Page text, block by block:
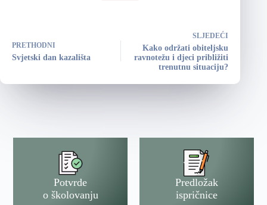
PRETHODNI
Svjetski dan kazališta
SLJEDEĆI
Kako održati obiteljsku
ravnotežu i djeci približiti
trenutnu situaciju?
Potvrde
o školovanju
Predložak
ispričnice